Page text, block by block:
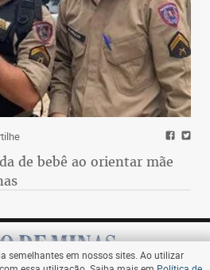
de bebê ao orientar mãe
semelhantes em nossos sites. Ao utilizar